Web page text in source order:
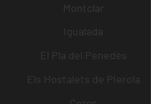
Montclar
Igualada
El Pla del Penedès
Els Hostalets de Pierola